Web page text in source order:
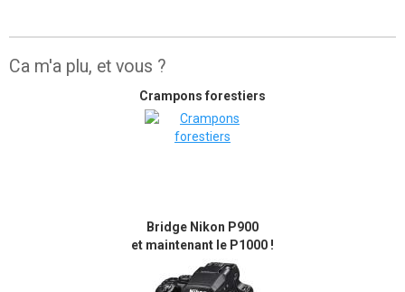
Ca m'a plu, et vous ?
Crampons forestiers
Bridge Nikon P900
et maintenant le P1000 !